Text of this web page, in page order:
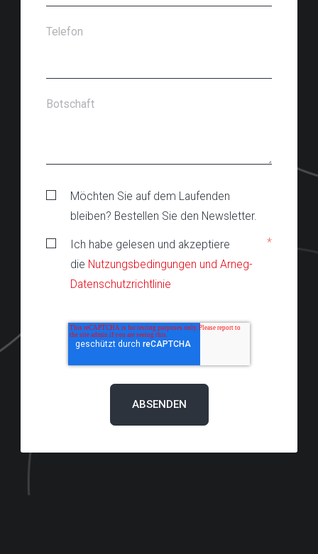
Telefon
Botschaft
Möchten Sie auf dem Laufenden
bleiben? Bestellen Sie den Newsletter.
Ich habe gelesen und akzeptiere
die Nutzungsbedingungen und Arneg-
Datenschutzrichtlinie
*